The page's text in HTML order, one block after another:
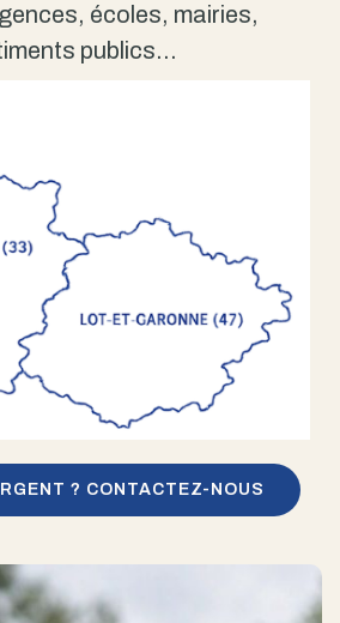
écoles, mairies,
publics…
? CONTACTEZ-NOUS